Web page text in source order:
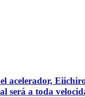
el acelerador,
será a toda